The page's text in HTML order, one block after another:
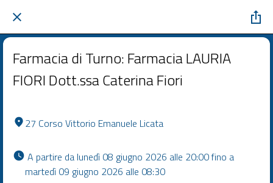
Farmacia di Turno: Farmacia LAURIA
FIORI Dott.ssa Caterina Fiori
27 Corso Vittorio Emanuele Licata
martedì 09 giugno 2026 alle 08:30